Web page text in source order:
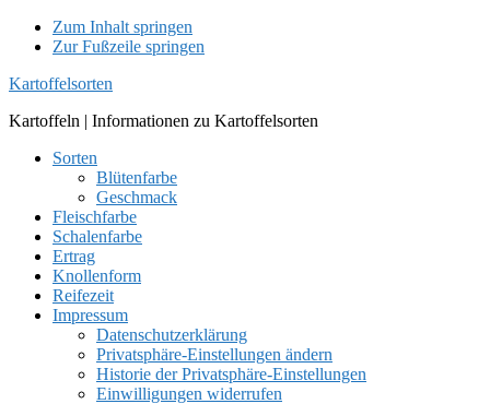
Zum Inhalt springen
Zur Fußzeile springen
Kartoffelsorten
Kartoffeln | Informationen zu Kartoffelsorten
Sorten
Blütenfarbe
Geschmack
Fleischfarbe
Schalenfarbe
Ertrag
Knollenform
Reifezeit
Impressum
Datenschutzerklärung
Privatsphäre-Einstellungen ändern
Historie der Privatsphäre-Einstellungen
Einwilligungen widerrufen